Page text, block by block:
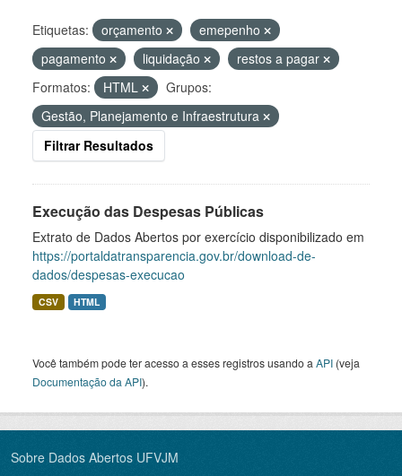
Etiquetas: orçamento
emepenho
pagamento
liquidação
restos a pagar
Formatos:
HTML
Grupos:
Gestão, Planejamento e Infraestrutura
Filtrar Resultados
Execução das Despesas Públicas
Extrato de Dados Abertos por exercício disponibilizado em
https://portaldatransparencia.gov.br/download-de-
dados/despesas-execucao
CSV HTML
Você também pode ter acesso a esses registros usando a API (veja
Documentação da API).
Sobre Dados Abertos UFVJM